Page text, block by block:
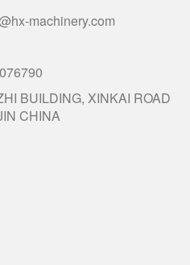
machinery.com
BUILDING, XINKAI ROAD
CHINA